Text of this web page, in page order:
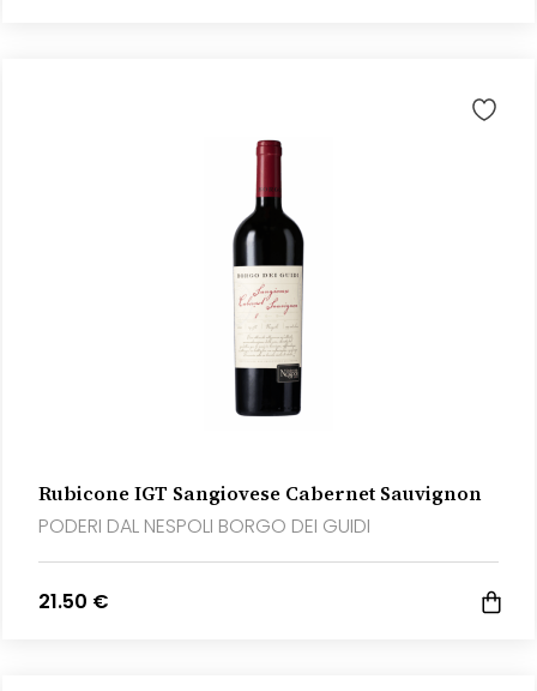
Rubicone IGT Sangiovese Cabernet Sauvignon
PODERI DAL NESPOLI BORGO DEI GUIDI
21.50 €